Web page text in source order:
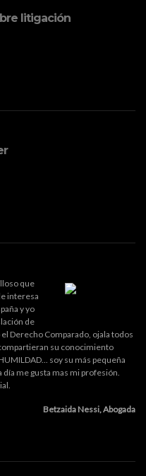
litigación
que
interesa
y yo
de
Derecho Comparado, ojala todos
su conocimiento
soy su más pequeña
día me gusta mas mi profesión.
Betzaida Nessi, Abogada